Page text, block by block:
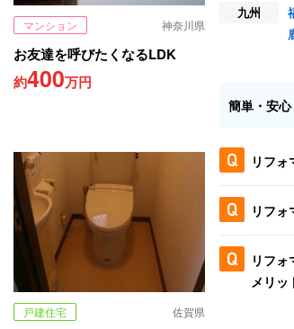
マンション 神奈川県
お友達を呼びたくなるLDK
約400万円
戸建住宅 佐賀県
九州
簡単・安
リフ
リフォ
リフ
メリッ